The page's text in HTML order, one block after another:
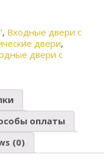
, Входные двери с
двери,
двери с
оплаты
(0)